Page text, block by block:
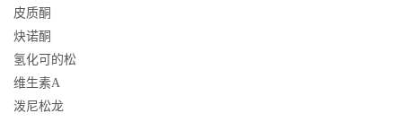
皮质酮
炔诺酮
氢化可的松
维生素A
泼尼松龙